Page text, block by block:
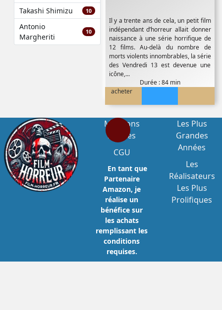
Takashi Shimizu 10
Antonio
Margheriti
10
Il y a trente ans de cela, un petit film
indépendant d’horreur allait donner
naissance à une série horrifique de
12 films. Au-delà du nombre de
morts violents innombrables, la série
des Vendredi 13 est devenue une
icône,...
Durée : 84 min
acheter
Mentions
Légales
CGU
En tant que
Partenaire
Amazon, je
réalise un
bénéfice sur
les achats
remplissant les
conditions
requises.
Les Plus
Grandes
Années
Les
Réalisateurs
Les Plus
Prolifiques